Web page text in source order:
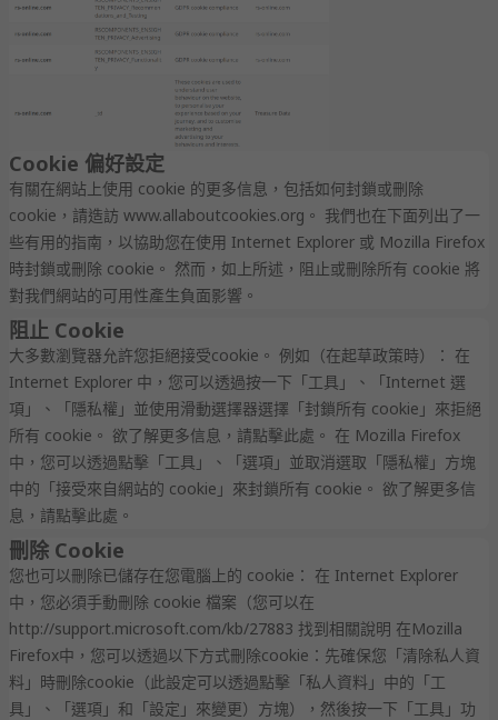
Cookie 偏好設定
有關在網站上使用 cookie 的更多信息，包括如何封鎖或刪除
cookie，請造訪 www.allaboutcookies.org。 我們也在下面列出了一
些有用的指南，以協助您在使用 Internet Explorer 或 Mozilla Firefox
時封鎖或刪除 cookie。 然而，如上所述，阻止或刪除所有 cookie 將
對我們網站的可用性產生負面影響。
阻止 Cookie
大多數瀏覽器允許您拒絕接受cookie。 例如（在起草政策時）： 在
Internet Explorer 中，您可以透過按一下「工具」、「Internet 選
項」、「隱私權」並使用滑動選擇器選擇「封鎖所有 cookie」來拒絕
所有 cookie。 欲了解更多信息，請點擊此處。 在 Mozilla Firefox
中，您可以透過點擊「工具」、「選項」並取消選取「隱私權」方塊
中的「接受來自網站的 cookie」來封鎖所有 cookie。 欲了解更多信
息，請點擊此處。
刪除 Cookie
您也可以刪除已儲存在您電腦上的 cookie： 在 Internet Explorer
中，您必須手動刪除 cookie 檔案（您可以在
http://support.microsoft.com/kb/27883 找到相關說明 在Mozilla
Firefox中，您可以透過以下方式刪除cookie：先確保您「清除私人資
料」時刪除cookie（此設定可以透過點擊「私人資料」中的「工
具」、「選項」和「設定」來變更）方塊），然後按一下「工具」功